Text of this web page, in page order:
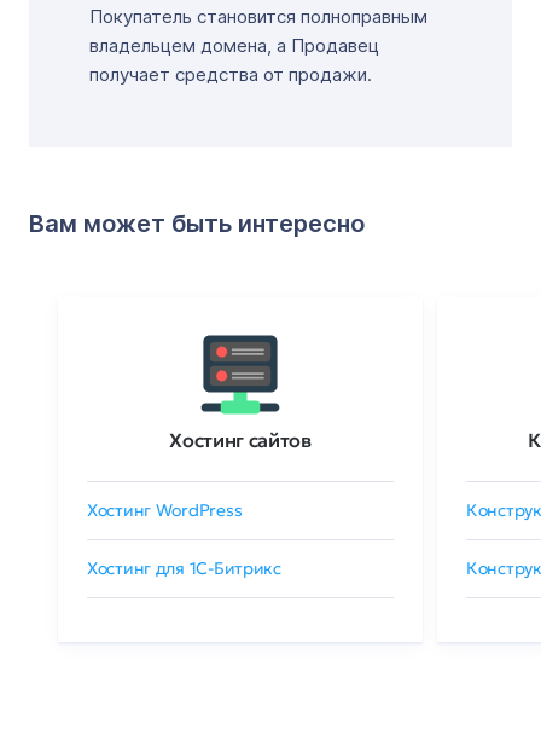
Покупатель становится полноправным
владельцем домена, а Продавец
получает средства от продажи.
Вам может быть интересно
Хостинг сайтов
Хостинг WordPress
Хостинг для 1C-Битрикс